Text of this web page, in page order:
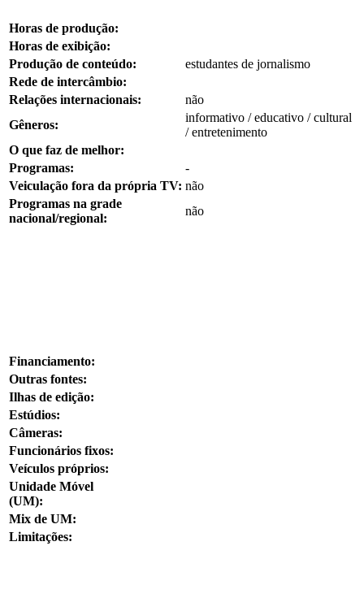
Horas de produção:
Horas de exibição:
Produção de conteúdo:
estudantes de jornalismo
Rede de intercâmbio:
Relações internacionais:
não
Gêneros:
informativo / educativo / cultural
/ entretenimento
O que faz de melhor:
Programas:
-
Veiculação fora da própria TV: não
Programas na grade
nacional/regional:
não
Financiamento:
Outras fontes:
Ilhas de edição:
Estúdios:
Câmeras:
Funcionários fixos:
Veículos próprios:
Unidade Móvel
(UM):
Mix de UM:
Limitações: